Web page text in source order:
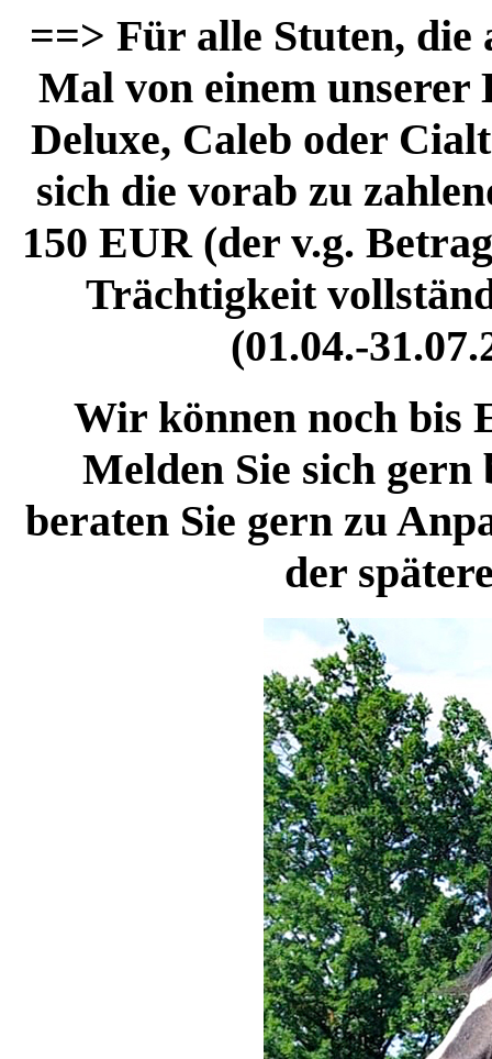
==> Für alle Stuten, die
Mal von einem unserer
Deluxe, Caleb oder
sich die vorab zu
150 EUR (der v.g.
Trächtigkeit
(01.04.-
Wir können noch bis
Melden Sie sich gern
beraten Sie gern zu
der